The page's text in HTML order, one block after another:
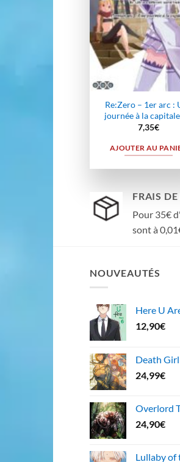
Re:Zero – 1er arc :
journée à la capitale
7,35€
AJOUTER AU
FRAIS
Pour 35€
sont à
NOUVEAUTÉS
Here U
12,90€
Death
24,99€
Overlord
24,90€
Lullaby of